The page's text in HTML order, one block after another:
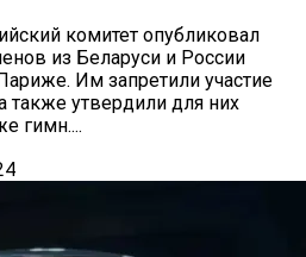
комитет опубликовал
из Беларуси и России
Им запретили участие
также утвердили для них
гимн....